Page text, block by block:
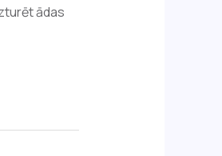
ādas